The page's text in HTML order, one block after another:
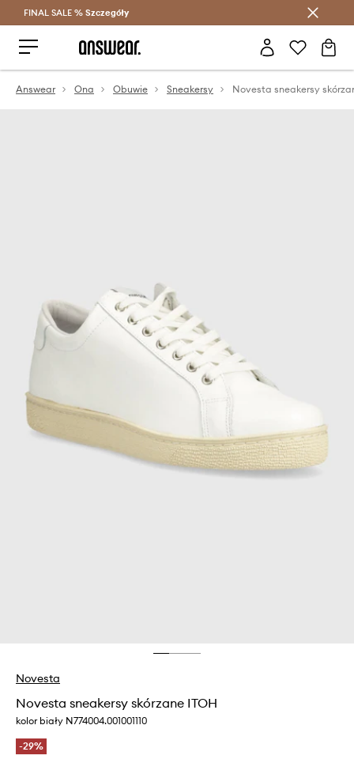
Oszczędzaj z Answear Club >
FINAL SALE % Szczegóły
Answear Ona Obuwie Sneakersy Novesta sneakersy
Novesta
Novesta sneakersy skórzane ITOH
kolor biały N774004.001001110
-29%